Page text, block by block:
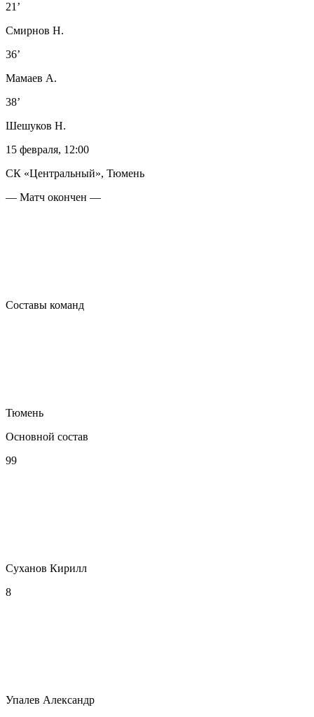
21’
Смирнов Н.
36’
Мамаев А.
38’
Шешуков Н.
15 февраля, 12:00
СК «Центральный», Тюмень
— Матч окончен —
Составы команд
Тюмень
Основной состав
99
Суханов Кирилл
8
Упалев Александр